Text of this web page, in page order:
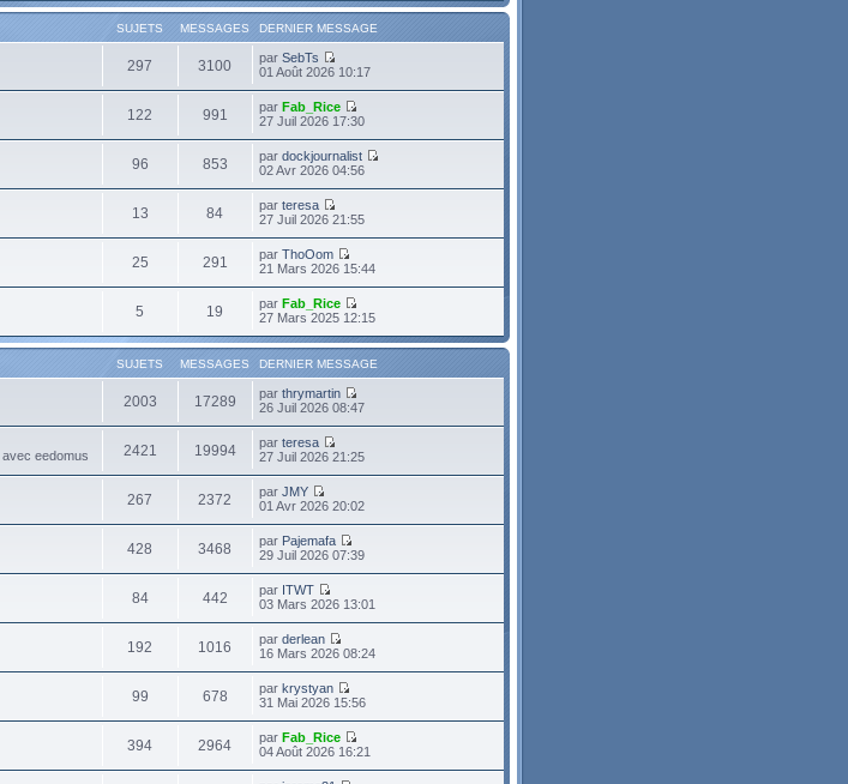
SUJETS MESSAGES DERNIER MESSAGE
297 3100 parSebTs
01 Août 2026 10:17
122 991 parFab_Rice
27 Juil 2026 17:30
96 853 pardockjournalist
02 Avr 2026 04:56
13 84 parteresa
27 Juil 2026 21:55
25 291 parThoOom
21 Mars 2026 15:44
5 19 parFab_Rice
27 Mars 2025 12:15
SUJETS MESSAGES DERNIER MESSAGE
2003 17289 parthrymartin
26 Juil 2026 08:47
avec eedomus 2421 19994 parteresa
27 Juil 2026 21:25
267 2372 parJMY
01 Avr 2026 20:02
428 3468 par Pajemafa
29 Juil 2026 07:39
84 442 par ITWT
03 Mars 2026 13:01
192 1016 parderlean
16 Mars 2026 08:24
99 678 parkrystyan
31 Mai 2026 15:56
394 2964 parFab_Rice
04 Août 2026 16:21